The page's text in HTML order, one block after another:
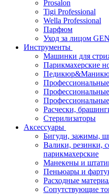
Prosalon
Tigi Professional
Wella Professional
Парфюм
Уход за лицом
Инструменты
Машинки для
Парикмахерские
Расчески,
Стерилизаторы
Аксессуары
Бигуди, зажимы,
Валики, резинки,
парикмахерские
Манекены и
Пеньюары и
Расходные
Сопутствующие